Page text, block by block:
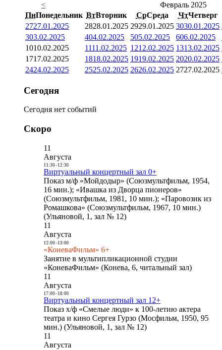
<
Февраль 2025
ПнПонедельник ВтВторник СрСреда ЧтЧетверг
2727.01.2025 2828.01.2025 2929.01.2025 3030.01.2025
303.02.2025 404.02.2025 505.02.2025 606.02.2025
1010.02.2025 1111.02.2025 1212.02.2025 1313.02.2025
1717.02.2025 1818.02.2025 1919.02.2025 2020.02.2025
2424.02.2025 2525.02.2025 2626.02.2025 2727.02.2025
Сегодня
Сегодня нет событий
Скоро
11
Августа
11:30- 12:30
Виртуальный концертный зал 0+
Показ м/ф «Мойдодыр» (Союзмультфильм, 1954,
16 мин.); «Ивашка из Дворца пионеров»
(Союзмультфильм, 1981, 10 мин.); «Паровозик из
Ромашкова» (Союзмультфильм, 1967, 10 мин.)
(Ульяновой, 1, зал № 12)
11
Августа
12:00- 13:00
«КоневаФильм» 6+
Занятие в мультипликационной студии
«КоневаФильм» (Конева, 6, читальный зал)
11
Августа
17:00- 18:00
Виртуальный концертный зал 12+
Показ х/ф «Смелые люди» к 100-летию актера
театра и кино Сергея Гурзо (Мосфильм, 1950, 95
мин.) (Ульяновой, 1, зал № 12)
11
Августа